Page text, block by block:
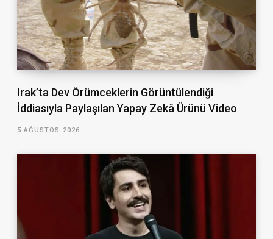
Irak’ta Dev Örümceklerin Görüntülendiği
İddiasıyla Paylaşılan Yapay Zekâ Ürünü Video
5 AĞUSTOS 2026